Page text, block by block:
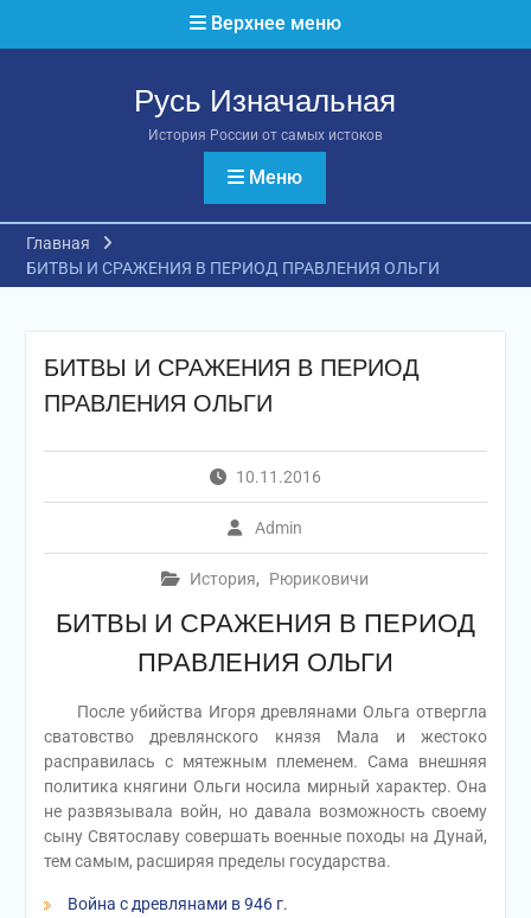
Верхнее меню
Русь Изначальная
История России от самых истоков
Меню
Главная
БИТВЫ И СРАЖЕНИЯ В ПЕРИОД ПРАВЛЕНИЯ ОЛЬГИ
БИТВЫ И СРАЖЕНИЯ В ПЕРИОД
ПРАВЛЕНИЯ ОЛЬГИ
10.11.2016
Admin
История, Рюриковичи
БИТВЫ И СРАЖЕНИЯ В ПЕРИОД
ПРАВЛЕНИЯ ОЛЬГИ
После убийства Игоря древлянами Ольга отвергла
сватовство древлянского князя Мала и жестоко
расправилась с мятежным племенем. Сама внешняя
политика княгини Ольги носила мирный характер. Она
не развязывала войн, но давала возможность своему
сыну Святославу совершать военные походы на Дунай,
тем самым, расширяя пределы государства.
Война с древлянами в 946 г.